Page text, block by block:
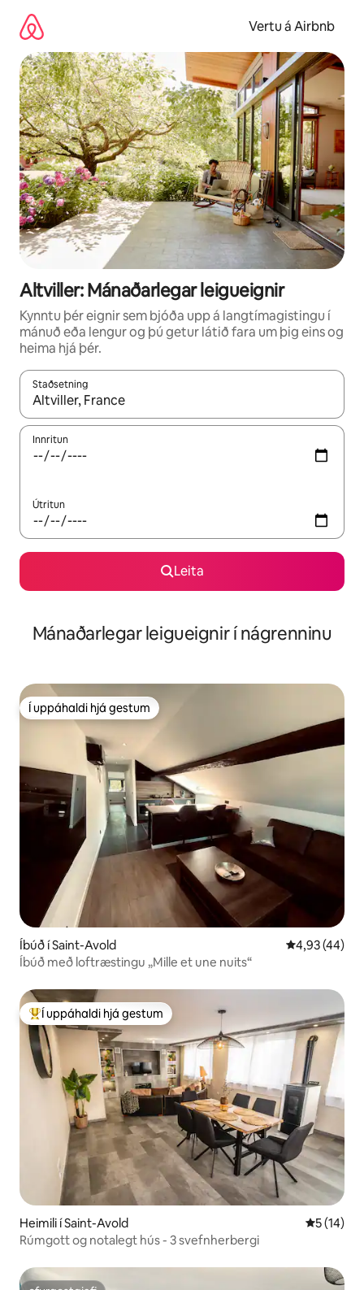
beint
Vertu á Airbnb
Altviller: Mánaðarlegar leigueignir
Kynntu þér eignir sem bjóða upp á langtímagistingu í
mánuð eða lengur og þú getur látið fara um þig eins og
heima hjá þér.
Staðsetning
Þegar niðurstöður liggja fyrir skaltu nota upp og niður
Innritun
Útritun
Leita
Mánaðarlegar leigueignir í nágrenninu
Í uppáhaldi hjá gestum
Í uppáhaldi hjá gestum
Íbúð í Saint-Avold 4,93 af 5 í
4,93 (44)
Íbúð með loftræstingu „Mille et une nuits“
Í mestu uppáhaldi hjá gestum
Í uppáhaldi hjá gestum
Heimili í Saint-Avold 5 af 5 í
5 (14)
Rúmgott og notalegt hús - 3 svefnherbergi